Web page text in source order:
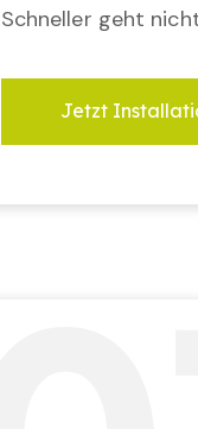
Schneller geht
Jetzt